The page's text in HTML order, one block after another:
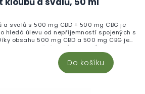
Do košíku
a svalů s 500 mg CBD + 500 mg CBG je
hledá úlevu od nepříjemností spojených s
obsahu 500 mg CBD a 500 mg CBG je
a uvolnění svalů a kloubů. Tento krém,
ingrediencí přímo v České republice,
oleje z jedle, smrku nebo borovice,
účinky. Bambusová dóza se